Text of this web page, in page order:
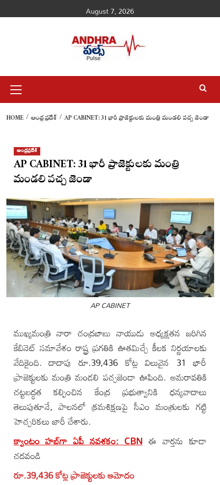
to
August 7, 2026
Menu
HOME ఆంధ్రప్రదేశ్ AP CABINET: 31 భారీ ప్రాజెక్టులకు మంత్రి మండలి పచ్చ జెండా
ఆంధ్రప్రదేశ్
AP CABINET: 31 భారీ ప్రాజెక్టులకు మంత్రి
మండలి పచ్చ జెండా
AP CABINET
ముఖ్యమంత్రి నారా చంద్రబాబు నాయుడు అధ్యక్షతన జరిగిన
కేబినెట్ సమావేశం రాష్ట్ర ప్రగతికి ఊతమిచ్చే కీలక నిర్ణయాలకు
వేదికైంది. దాదాపు రూ.39,436 కోట్ల విలువైన 31 భారీ
ప్రాజెక్టులకు మంత్రి మండలి పచ్చజెండా ఊపింది. అమరావతికి
చట్టబద్ధత కల్పించిన కేంద్ర ప్రభుత్వానికి ధన్యవాదాలు
తెలుపుతూనే, పాలనలో క్రమశిక్షణపై సీఎం మంత్రులకు గట్టి
హెచ్చరికలు జారీ చేశారు.
క్వాంటం హబ్‌గా ఏపీ నవశకం: CBNఈ వార్తను కూడా
చదవండి
రూ.39,436 కోట్ల ప్రాజెక్టులకు ఆమోదం